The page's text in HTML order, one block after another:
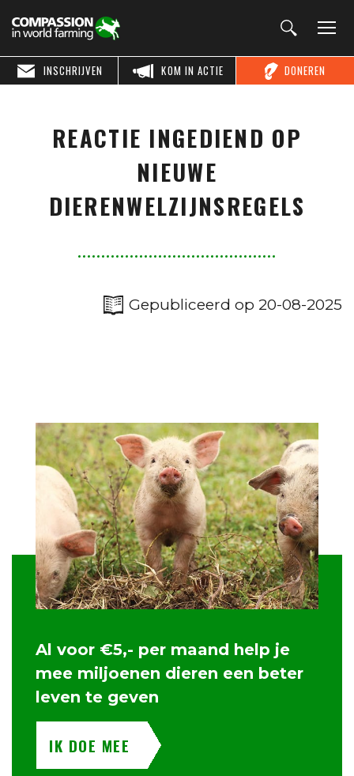
DONEREN
KOM IN ACTIE
INSCHRIJVEN
REACTIE INGEDIEND OP
NIEUWE
DIERENWELZIJNSREGELS
Gepubliceerd op 20-08-2025
Al voor €5,- per maand help je
mee miljoenen dieren een beter
leven te geven
IK DOE MEE